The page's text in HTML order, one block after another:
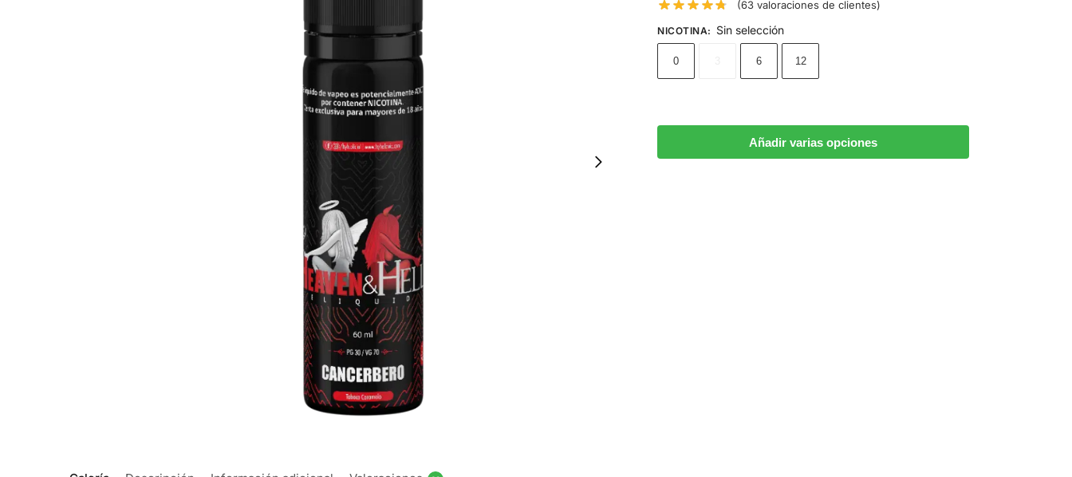
(63valoraciones de clientes)
NICOTINA: Sin selección
0 6 12
Añadir varias opciones